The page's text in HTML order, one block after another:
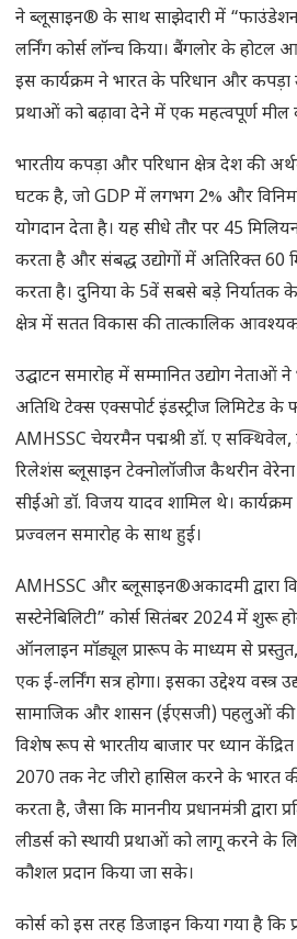
ने ब्लूसाइन® के साथ साझेदारी में
लर्निंग कोर्स लॉन्च किया। बैंगलोर के
इस कार्यक्रम ने भारत के परिधान और कपड़ा
प्रथाओं को बढ़ावा देने में एक महत्वपूर्ण मील
भारतीय कपड़ा और परिधान क्षेत्र देश की
घटक है, जो GDP में लगभग 2% और
योगदान देता है। यह सीधे तौर पर 45
करता है और संबद्ध उद्योगों में अतिरिक्त 60
करता है। दुनिया के 5वें सबसे बड़े निर्यातक
क्षेत्र में सतत विकास की तात्कालिक
उद्घाटन समारोह में सम्मानित उद्योग नेताओं
अतिथि टेक्स एक्सपोर्ट इंडस्ट्रीज लिमिटेड के
AMHSSC चेयरमैन पद्मश्री डॉ. ए
रिलेशंस ब्लूसाइन टेक्नोलॉजीज कैथरीन
सीईओ डॉ. विजय यादव शामिल थे।
प्रज्वलन समारोह के साथ हुई।
AMHSSC और ब्लूसाइन®अकादमी द्वारा
सस्टेनेबिलिटी” कोर्स सितंबर 2024 में शुरू
ऑनलाइन मॉड्यूल प्रारूप के माध्यम से
एक ई-लर्निंग सत्र होगा। इसका उद्देश्य वस्त्र
सामाजिक और शासन (ईएसजी) पहलुओं
विशेष रूप से भारतीय बाजार पर ध्यान
2070 तक नेट जीरो हासिल करने के भारत की
करता है, जैसा कि माननीय प्रधानमंत्री द्वारा
लीडर्स को स्थायी प्रथाओं को लागू करने के
कौशल प्रदान किया जा सके।
कोर्स को इस तरह डिजाइन किया गया है कि